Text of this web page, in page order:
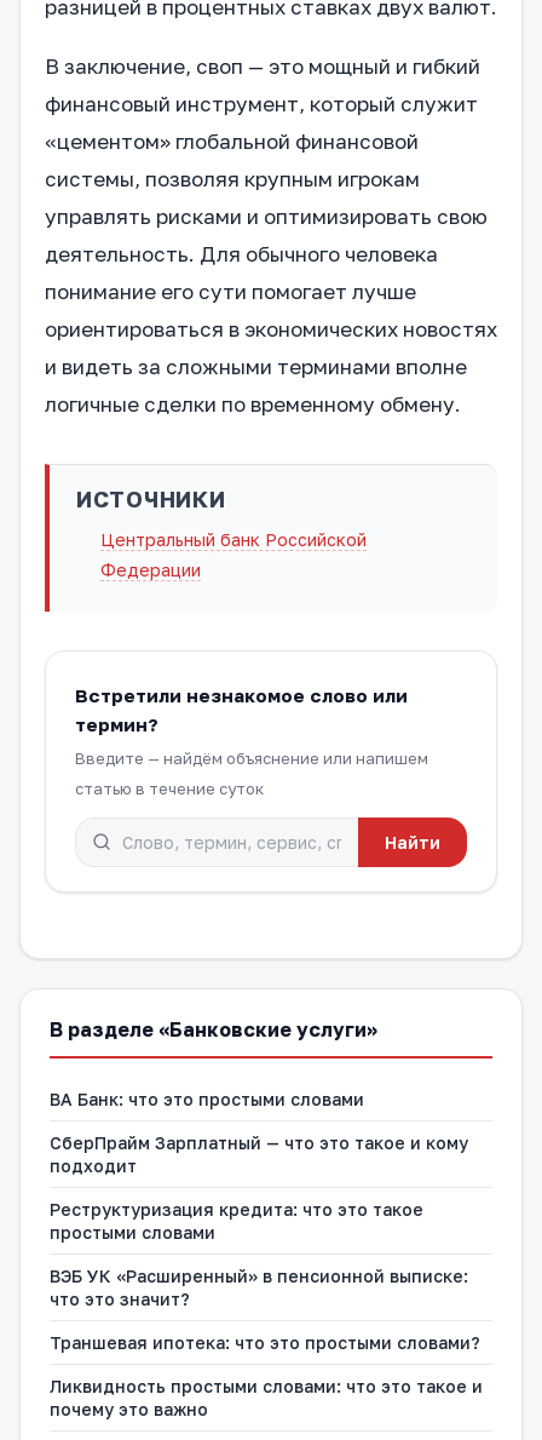
разницей в процентных ставках двух валют.
В заключение, своп — это мощный и гибкий
финансовый инструмент, который служит
«цементом» глобальной финансовой
системы, позволяя крупным игрокам
управлять рисками и оптимизировать свою
деятельность. Для обычного человека
понимание его сути помогает лучше
ориентироваться в экономических новостях
и видеть за сложными терминами вполне
логичные сделки по временному обмену.
ИСТОЧНИКИ
Центральный банк Российской
Федерации
Встретили незнакомое слово или
термин?
Введите — найдём объяснение или напишем
статью в течение суток
Найти
В разделе «Банковские услуги»
ВА Банк: что это простыми словами
СберПрайм Зарплатный — что это такое и кому
подходит
Реструктуризация кредита: что это такое
простыми словами
ВЭБ УК «Расширенный» в пенсионной выписке:
что это значит?
Траншевая ипотека: что это простыми словами?
Ликвидность простыми словами: что это такое и
почему это важно